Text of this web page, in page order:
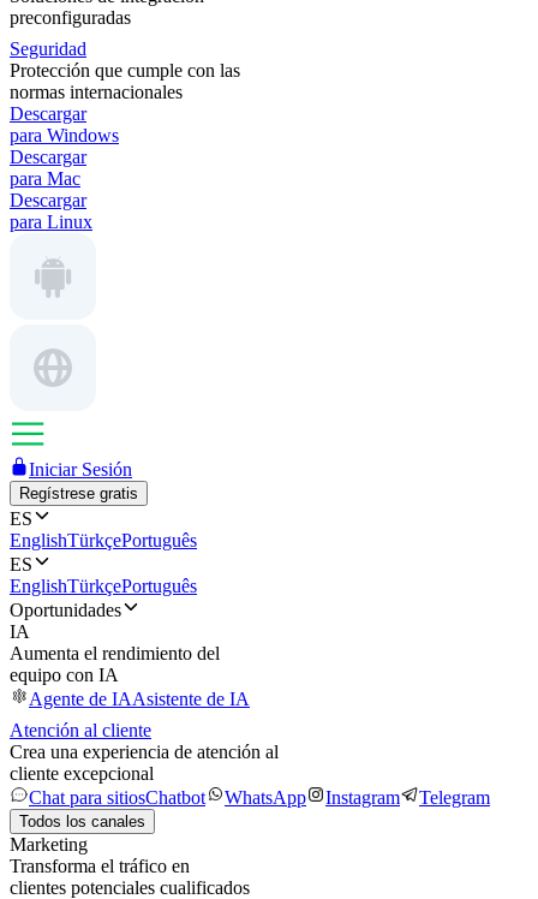
preconfiguradas
Seguridad
Protección que cumple con las
normas internacionales
Descargar
para Windows
Descargar
para Mac
Descargar
para Linux
Iniciar Sesión
Regístrese gratis
ES
EnglishTürkçePortuguês
ES
EnglishTürkçePortuguês
Oportunidades
IA
Aumenta el rendimiento del
equipo con IA
Agente de IAAsistente de IA
Atención al cliente
Crea una experiencia de atención al
cliente excepcional
Chat para sitiosChatbot WhatsApp Instagram Telegram
Todos los canales
Marketing
Transforma el tráfico en
clientes potenciales cualificados